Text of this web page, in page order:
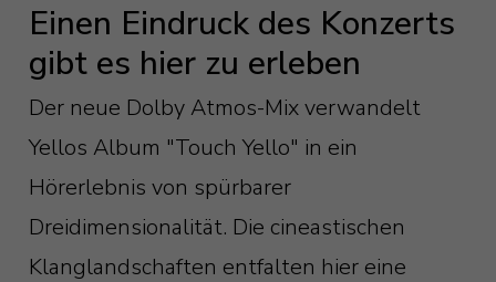
Einen Eindruck des Konzerts
gibt es hier zu erleben
Der neue Dolby Atmos-Mix verwandelt
Yellos Album "Touch Yello" in ein
Hörerlebnis von spürbarer
Dreidimensionalität. Die cineastischen
Klanglandschaften entfalten hier eine